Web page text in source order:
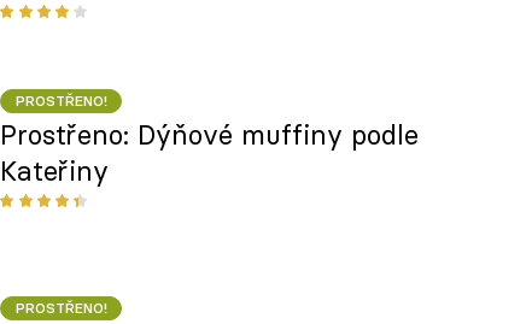
PROSTŘENO!
Prostřeno: Dýňové muffiny podle
Kateřiny
PROSTŘENO!